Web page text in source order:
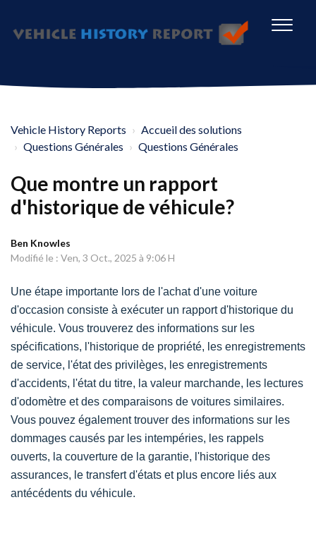
Vehicle History Reports
Accueil des solutions
Questions Générales
Questions Générales
Que montre un rapport
d'historique de véhicule?
Ben Knowles
Modifié le : Ven, 3 Oct., 2025 à 9:06 H
Une étape importante lors de l'achat d'une voiture
d'occasion consiste à exécuter un rapport d'historique du
véhicule. Vous trouverez des informations sur les
spécifications, l'historique de propriété, les enregistrements
de service, l'état des privilèges, les enregistrements
d'accidents, l'état du titre, la valeur marchande, les lectures
d'odomètre et des comparaisons de voitures similaires.
Vous pouvez également trouver des informations sur les
dommages causés par les intempéries, les rappels
ouverts, la couverture de la garantie, l'historique des
assurances, le transfert d'états et plus encore liés aux
antécédents du véhicule.